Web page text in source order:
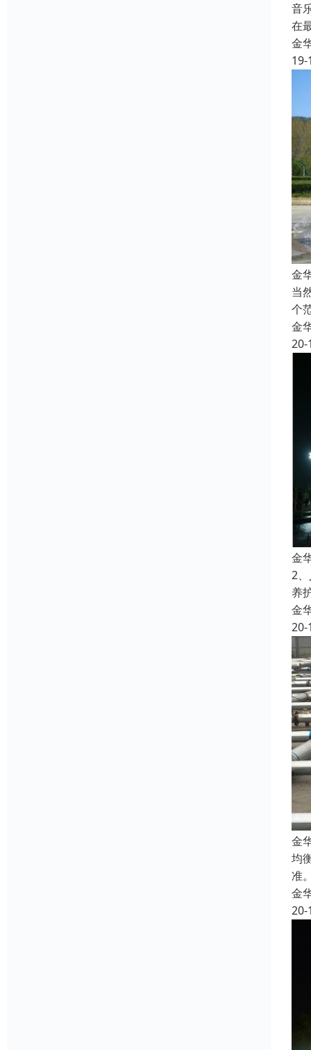
音
在
金
19-
金
当
个
金
20-
金
2
养
金
20-
金
均
准
金
20-